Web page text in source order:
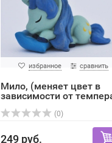
избранное сравнить
Мило, (меняет цвет в
зависимости от
(0)
249 руб.